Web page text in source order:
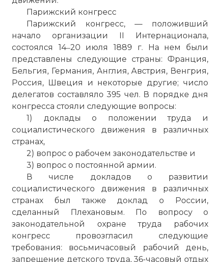
Парижский конгресс
Парижский конгресс, — положивший
начало организации II Интернационала,
состоялся 14‒20 июля 1889 г. На нем были
представлены следующие страны: Франция,
Бельгия, Германия, Англия, Австрия, Венгрия,
Россия, Швеция и некоторые другие; число
делегатов составляло 395 чел. В порядке дня
конгресса стояли следующие вопросы:
1) доклады о положении труда и
социалистического движения в различных
странах,
2) вопрос о рабочем законодательстве и
3) вопрос о постоянной армии.
В числе докладов о развитии
социалистического движения в различных
странах был также доклад о России,
сделанный Плехановым. По вопросу о
законодательной охране труда рабочих
конгресс провозгласил следующие
требования: восьмичасовый рабочий день,
запрещение детского труда, 36-часовый отдых
Клара Цеткин (нем. Clara Zetkin,
урождённая Айсснер (нем. Eißner); 5
июля 1857, Видерау, Германия — 20 июня
1933, Архангельское, близ Москвы, СССР)
— немецкий политик, деятельница
немецкого и международного
коммунистического движения, одна из
основателей Коммунистической партии
Германии, активистка борьбы за права
женщин. Клара Цеткин сыграла важную
роль в основании Второго
интернационала и подготовила для его
Учредительного конгресса речь о роли
женщин в революционной борьбе.
Считается, что она является автором
идеи Международного женского дня —
8 марта.
Фото статьи: